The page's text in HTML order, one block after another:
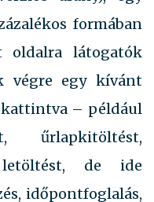
formában
látogatók
végre egy kívánt
– például
űrlapkitöltést,
letöltést, de ide
időpontfoglalás,